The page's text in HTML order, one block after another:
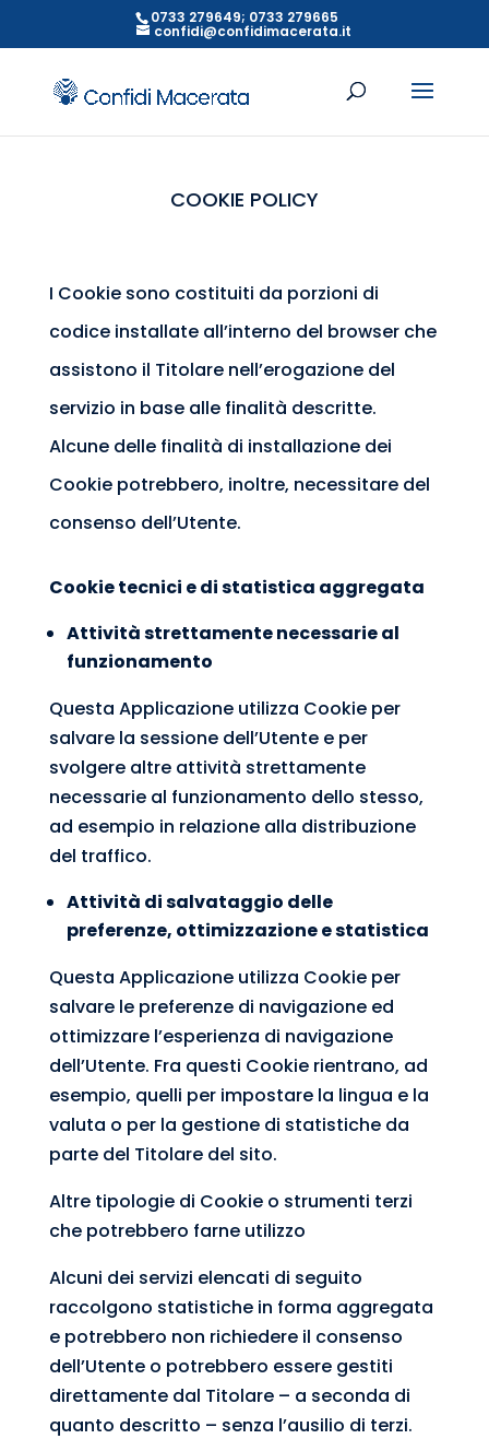
0733 279649; 0733 279665
confidi@confidimacerata.it
COOKIE POLICY
I Cookie sono costituiti da porzioni di
codice installate all’interno del browser che
assistono il Titolare nell’erogazione del
servizio in base alle finalità descritte.
Alcune delle finalità di installazione dei
Cookie potrebbero, inoltre, necessitare del
consenso dell’Utente.
Cookie tecnici e di statistica aggregata
Attività strettamente necessarie al
funzionamento
Questa Applicazione utilizza Cookie per
salvare la sessione dell’Utente e per
svolgere altre attività strettamente
necessarie al funzionamento dello stesso,
ad esempio in relazione alla distribuzione
del traffico.
Attività di salvataggio delle
preferenze, ottimizzazione e statistica
Questa Applicazione utilizza Cookie per
salvare le preferenze di navigazione ed
ottimizzare l’esperienza di navigazione
dell’Utente. Fra questi Cookie rientrano, ad
esempio, quelli per impostare la lingua e la
valuta o per la gestione di statistiche da
parte del Titolare del sito.
Altre tipologie di Cookie o strumenti terzi
che potrebbero farne utilizzo
Alcuni dei servizi elencati di seguito
raccolgono statistiche in forma aggregata
e potrebbero non richiedere il consenso
dell’Utente o potrebbero essere gestiti
direttamente dal Titolare – a seconda di
quanto descritto – senza l’ausilio di terzi.